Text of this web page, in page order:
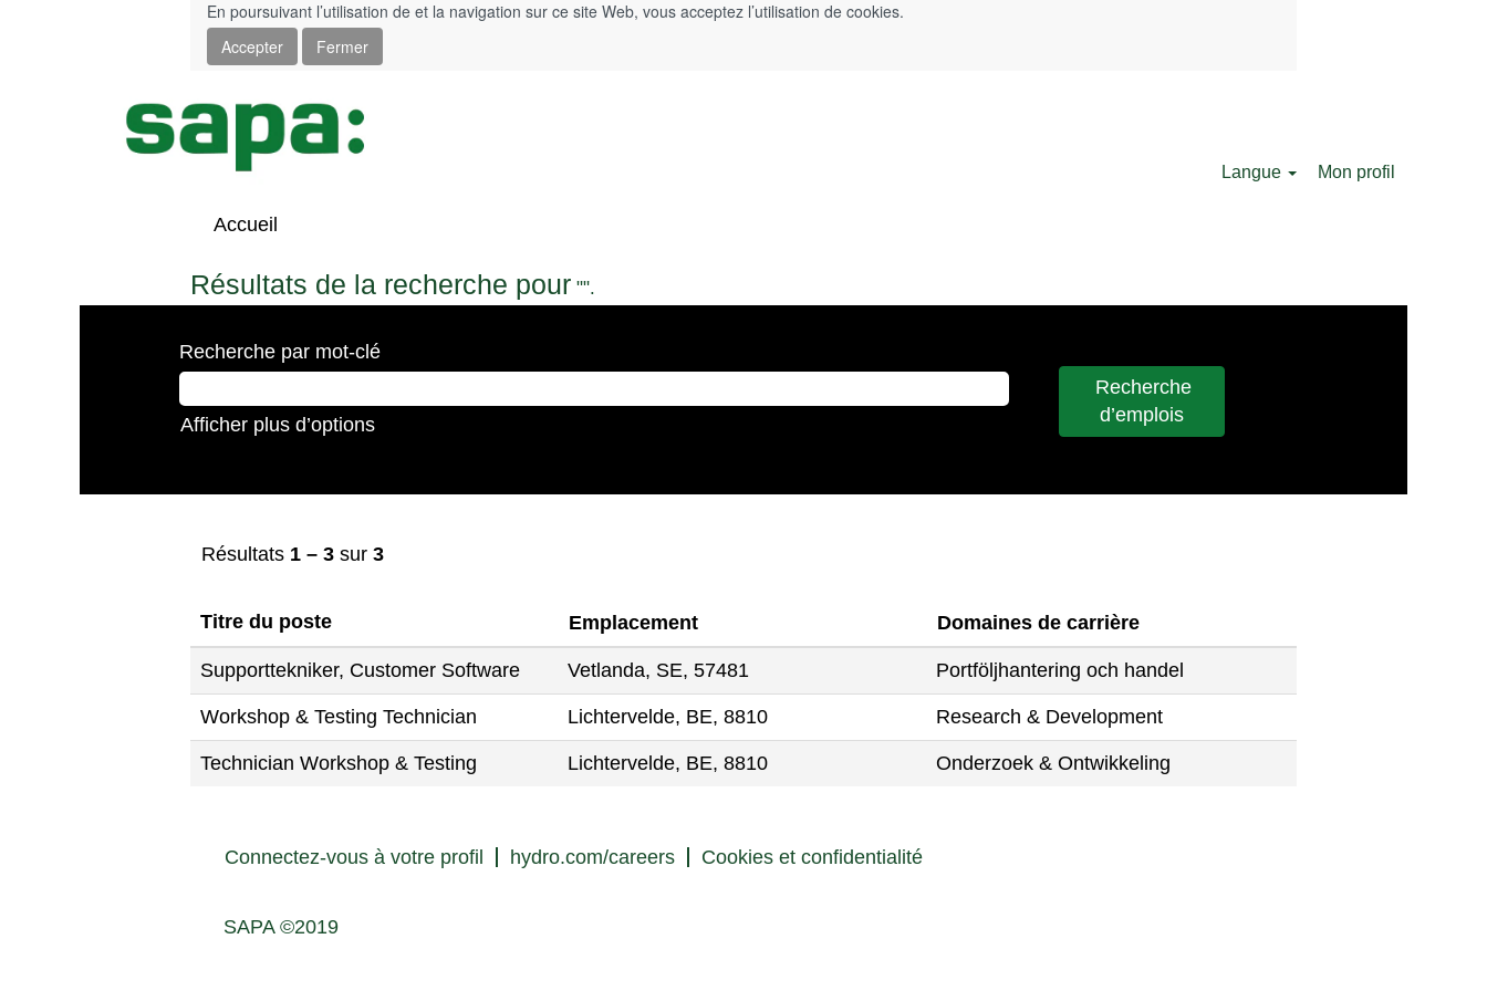
En poursuivant l’utilisation de et la navigation sur ce site Web, vous acceptez l’utilisation de cookies.
Accepter
Fermer
Langue Mon profil
Accueil
Résultats de la recherche pour "".
Recherche par mot-clé
Afficher plus d’options
Résultats 1 – 3 sur 3
Titre du poste Emplacement Domaines de carrière
Supporttekniker, Customer Software Vetlanda, SE, 57481 Portföljhantering och handel
Workshop & Testing Technician Lichtervelde, BE, 8810 Research & Development
Technician Workshop & Testing Lichtervelde, BE, 8810 Onderzoek & Ontwikkeling
Connectez-vous à votre profil hydro.com/careers Cookies et confidentialité
SAPA ©2019